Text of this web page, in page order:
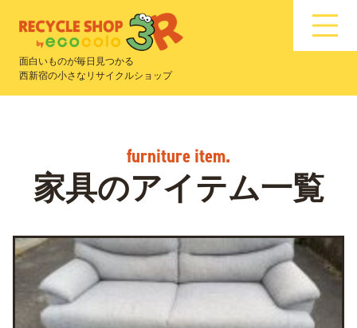
面白いものが毎日見つかる
西新宿の小さなリサイクルショップ
家具のアイテム一覧